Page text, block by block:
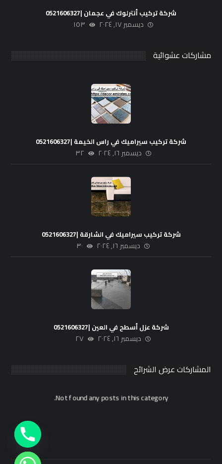
شركة تركيب أنترلوك في عجمان |0521606327
ديسمبر ١٧, ٢٠٢٤ ١٥٣
مشاركات عشوائية
شركة تركيب سيراميك في راس الخيمة |0521606327
ديسمبر ١٦, ٢٠٢٤ ٣٢
شركة تركيب سيراميك في الشارقة |0521606327
ديسمبر ١٦, ٢٠٢٤ ٣٠
شركة عزل أسطح في العين |0521606327
ديسمبر ١٦, ٢٠٢٤ ٢٧
المشاركات عرض الشرائح
Not found any posts in this category.